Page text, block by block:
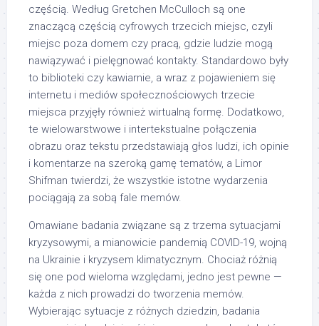
częścią. Według Gretchen McCulloch są one
znaczącą częścią cyfrowych trzecich miejsc, czyli
miejsc poza domem czy pracą, gdzie ludzie mogą
nawiązywać i pielęgnować kontakty. Standardowo były
to biblioteki czy kawiarnie, a wraz z pojawieniem się
internetu i mediów społecznościowych trzecie
miejsca przyjęły również wirtualną formę. Dodatkowo,
te wielowarstwowe i intertekstualne połączenia
obrazu oraz tekstu przedstawiają głos ludzi, ich opinie
i komentarze na szeroką gamę tematów, a Limor
Shifman twierdzi, że wszystkie istotne wydarzenia
pociągają za sobą fale memów.
Omawiane badania związane są z trzema sytuacjami
kryzysowymi, a mianowicie pandemią COVID-19, wojną
na Ukrainie i kryzysem klimatycznym. Chociaż różnią
się one pod wieloma względami, jedno jest pewne —
każda z nich prowadzi do tworzenia memów.
Wybierając sytuacje z różnych dziedzin, badania